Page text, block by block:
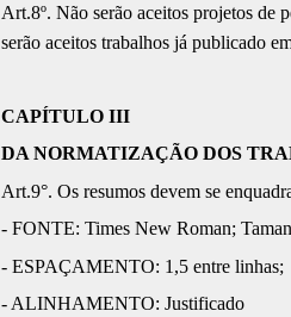
Art.8º. Não serão aceitos projetos de
serão aceitos trabalhos já publicado
CAPÍTULO III
DA NORMATIZAÇÃO DOS
Art.9°. Os resumos devem se
- FONTE: Times New Roman;
- ESPAÇAMENTO: 1,5 entre linhas;
- ALINHAMENTO: Justificado